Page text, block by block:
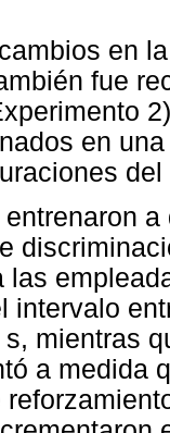
en
fue
en
las
intervalo
mientras
a medida